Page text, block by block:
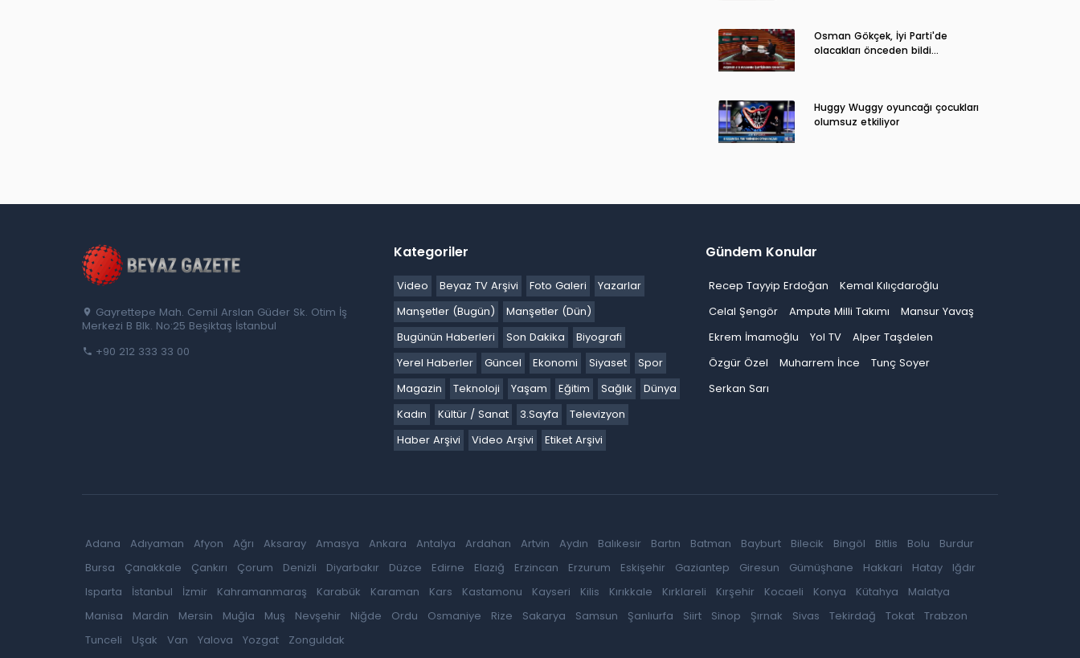
Osman Gökçek, İyi Parti'de
olacakları önceden bildi...
Huggy Wuggy oyuncağı çocukları
olumsuz etkiliyor
Gayrettepe Mah. Cemil Arslan Güder Sk. Otim İş
Merkezi B Blk. No:25 Beşiktaş İstanbul
+90 212 333 33 00
Kategoriler
Video Beyaz TV Arşivi Foto Galeri
Yazarlar
Manşetler (Bugün)
Manşetler (Dün)
Bugünün Haberleri
Son Dakika
Biyografi
Yerel Haberler
Güncel Ekonomi Siyaset
Spor
Magazin
Teknoloji Yaşam Eğitim Sağlık
Dünya
Kadın
Kültür / Sanat 3.Sayfa
Televizyon
Haber Arşivi
Video Arşivi Etiket Arşivi
Gündem Konular
Recep Tayyip Erdoğan
Kemal Kılıçdaroğlu
Celal Şengör
Ampute Milli Takımı
Mansur Yavaş
Ekrem İmamoğlu
Yol TV
Alper Taşdelen
Özgür Özel
Muharrem İnce
Tunç Soyer
Serkan Sarı
Adana Adıyaman Afyon Ağrı Aksaray Amasya Ankara Antalya Ardahan Artvin Aydın Balıkesir Bartın Batman Bayburt Bilecik Bingöl Bitlis Bolu
Burdur
Bursa
Çanakkale Çankırı Çorum Denizli Diyarbakır Düzce Edirne Elazığ Erzincan Erzurum Eskişehir Gaziantep Giresun Gümüşhane Hakkari Hatay
Iğdır
Isparta
İstanbul İzmir Kahramanmaraş Karabük Karaman Kars Kastamonu Kayseri Kilis Kırıkkale Kırklareli Kırşehir Kocaeli Konya Kütahya
Malatya
Manisa
Mardin Mersin Muğla Muş Nevşehir Niğde Ordu Osmaniye Rize Sakarya Samsun Şanlıurfa Siirt Sinop Şırnak Sivas Tekirdağ Tokat
Trabzon
Tunceli
Uşak Van Yalova Yozgat Zonguldak